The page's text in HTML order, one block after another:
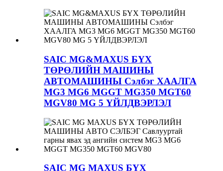
SAIC MG&MAXUS БҮХ
ТӨРӨЛИЙН МАШИНЫ
АВТОМАШИНЫ Сэлбэг ХААЛГА
MG3 MG6 MGGT MG350 MGT60
MGV80 MG 5 ҮЙЛДВЭРЛЭЛ
SAIC MG MAXUS БҮХ